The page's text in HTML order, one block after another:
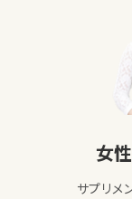
女
サプリメ